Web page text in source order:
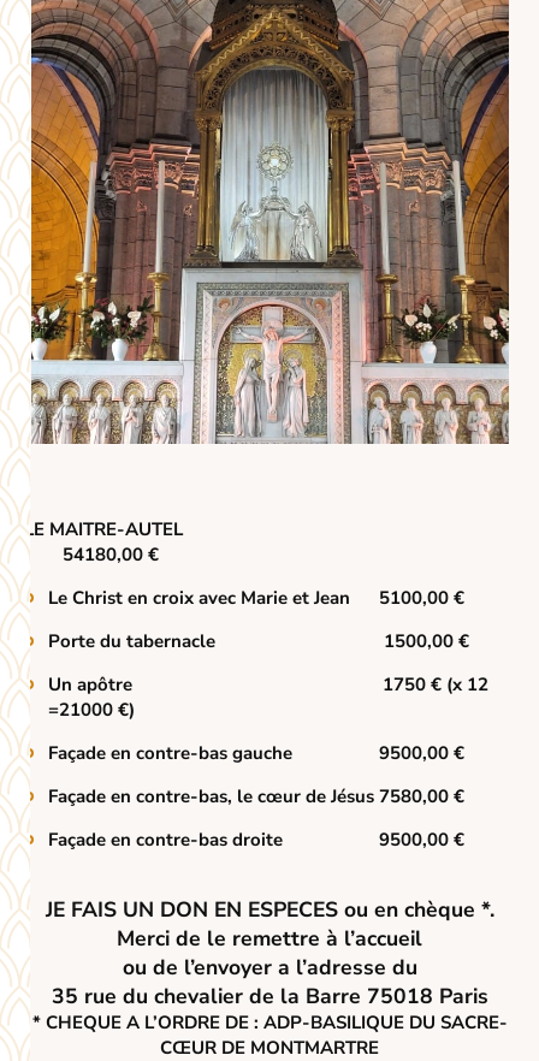
LE MAITRE-AUTEL
54180,00 €
Le Christ en croix avec Marie et Jean 5100,00 €
Porte du tabernacle 1500,00 €
Un apôtre 1750 € (x 12
=21000 €)
Façade en contre-bas gauche 9500,00 €
Façade en contre-bas, le cœur de Jésus 7580,00 €
Façade en contre-bas droite 9500,00 €
JE FAIS UN DON EN ESPECES ou en chèque *.
Merci de le remettre à l’accueil
ou de l’envoyer a l’adresse du
35 rue du chevalier de la Barre 75018 Paris
* CHEQUE A L’ORDRE DE : ADP-BASILIQUE DU SACRE-
CŒUR DE MONTMARTRE